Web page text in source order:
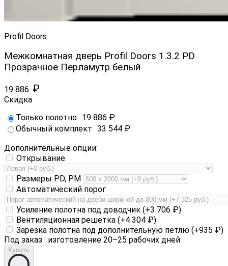
Profil Doors
Межкомнатная дверь Profil Doors 1.3.2 PD
Прозрачное Перламутр белый
19 886 ₽
Скидка
Только полотно 19 886 ₽
Обычный комплект 33 544 ₽
Дополнительные опции:
Открывание
Размеры PD, PM
Автоматический порог
Усиление полотна под доводчик (+3 706 ₽)
Вентиляционная решетка (+4 304 ₽)
Зарезка полотна под дополнительную петлю (+935 ₽)
Под заказ · изготовление 20–25 рабочих дней
Купить